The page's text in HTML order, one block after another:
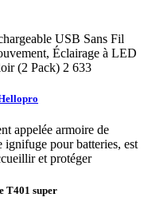
USB Sans Fil
Éclairage à LED
(2 Pack) 2 633
appelée armoire de
pour batteries, est
et protéger
T401 super